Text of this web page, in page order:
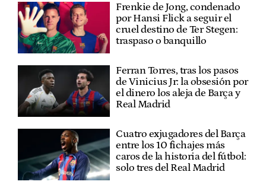
Frenkie de Jong, condenado
por Hansi Flick a seguir el
cruel destino de Ter Stegen:
traspaso o banquillo
Ferran Torres, tras los pasos
de Vinicius Jr: la obsesión por
el dinero los aleja de Barça y
Real Madrid
Cuatro exjugadores del Barça
entre los 10 fichajes más
caros de la historia del fútbol:
solo tres del Real Madrid